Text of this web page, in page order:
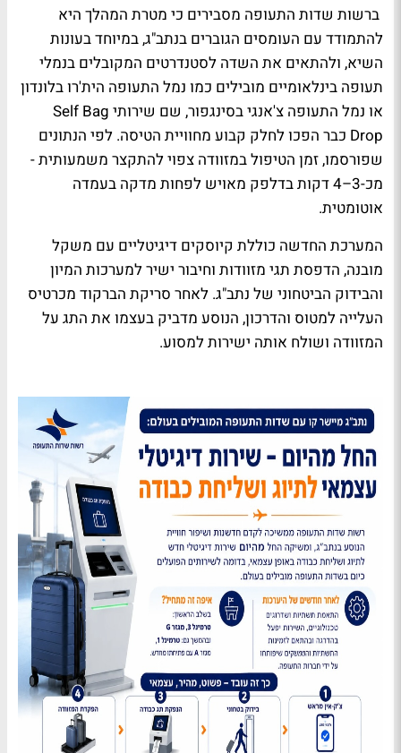
ברשות שדות התעופה מסבירים כי מטרת המהלך היא
להתמודד עם העומסים הגוברים בנתב"ג, במיוחד בעונות
השיא, ולהתאים את השדה לסטנדרטים המקובלים בנמלי
תעופה בינלאומיים מובילים כמו נמל התעופה הית'רו בלונדון
או נמל התעופה צ'אנגי בסינגפור, שם שירותי Self Bag
Drop כבר הפכו לחלק קבוע מחוויית הטיסה. לפי הנתונים
שפורסמו, זמן הטיפול במזוודה צפוי להתקצר משמעותית -
מכ-3–4 דקות בדלפק מאויש לפחות מדקה בעמדה
אוטומטית.
המערכת החדשה כוללת קיוסקים דיגיטליים עם משקל
מובנה, הדפסת תגי מזוודות וחיבור ישיר למערכות המיון
והבידוק הביטחוני של נתב"ג. לאחר סריקת הברקוד מכרטיס
העלייה למטוס והדרכון, הנוסע מדביק בעצמו את התג על
המזוודה ושולח אותה ישירות למסוע.